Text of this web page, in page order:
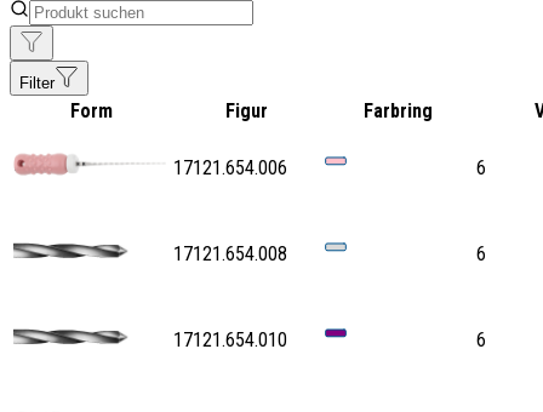
Filter
Form Figur Farbring
17121.654.006 6
17121.654.008 6
17121.654.010 6